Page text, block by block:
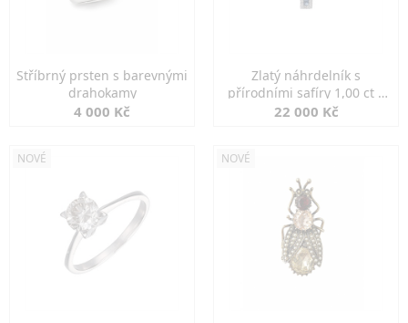
Stříbrný prsten s barevnými
drahokamy
4 000 Kč
Zlatý náhrdelník s
přírodními safíry 1,00 ct a
diamanty
22 000 Kč
NOVÉ NOVÉ